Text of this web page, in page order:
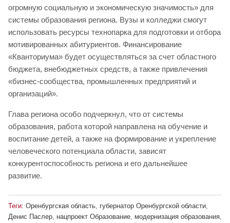
огромную социальную и экономическую значимость» для
системы образования региона. Вузы и колледжи смогут
использовать ресурсы технопарка для подготовки и отбора
мотивированных абитуриентов. Финансирование
«Кванториума» будет осуществляться за счет областного
бюджета, внебюджетных средств, а также привлечения
«бизнес-сообщества, промышленных предприятий и
организаций».
Глава региона особо подчеркнул, что от системы
образования, работа которой направлена на обучение и
воспитание детей, а также на формирование и укрепление
человеческого потенциала области, зависят
конкурентоспособность региона и его дальнейшее
развитие.
Теги: Оренбургская область, губернатор Оренбургской области,
Денис Паслер, нацпроект Образование, модернизация образования,